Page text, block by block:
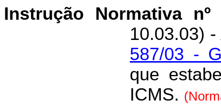
Instrução Normativa nº
10.03.03)
587/03 -
que
ICMS.